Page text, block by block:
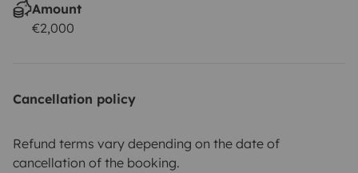
Amount
€2,000
Cancellation policy
Refund terms vary depending on the date of
cancellation of the booking.